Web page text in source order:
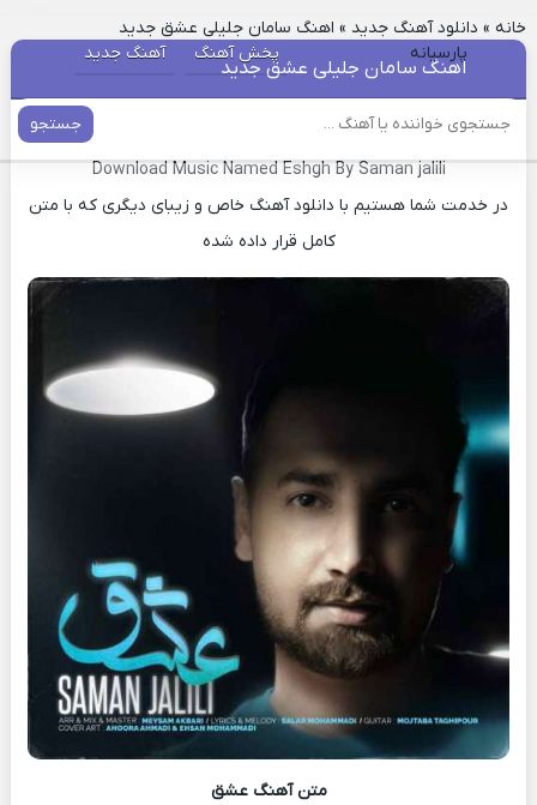
پارسیانه پخش آهنگ آهنگ جدید
جستجو
خانه» دانلود آهنگ جدید » اهنگ سامان جلیلی عشق جدید
اهنگ سامان جلیلی عشق جدید
دانلود آهنگ جدید عشق سامان جلیلی
Download Music Named Eshgh By Saman jalili
در خدمت شما هستیم با دانلود آهنگ خاص و زیبای دیگری که با متن
کامل قرار داده شده
متن آهنگ عشق